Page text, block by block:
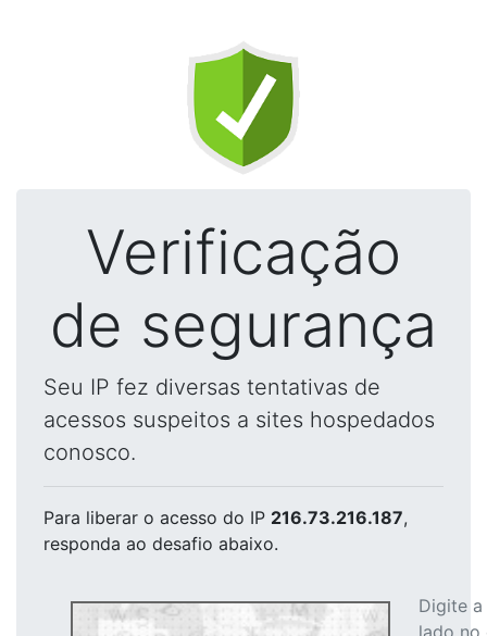
Verificação
de segurança
Seu IP fez diversas tentativas de
acessos suspeitos a sites hospedados
conosco.
Para liberar o acesso do IP 216.73.216.187,
responda ao desafio abaixo.
Digite
lado no